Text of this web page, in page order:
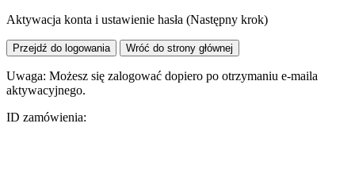
Aktywacja konta i ustawienie hasła (Następny krok)
Przejdź do logowania Wróć do strony głównej
Uwaga: Możesz się zalogować dopiero po otrzymaniu e-maila
aktywacyjnego.
ID zamówienia: